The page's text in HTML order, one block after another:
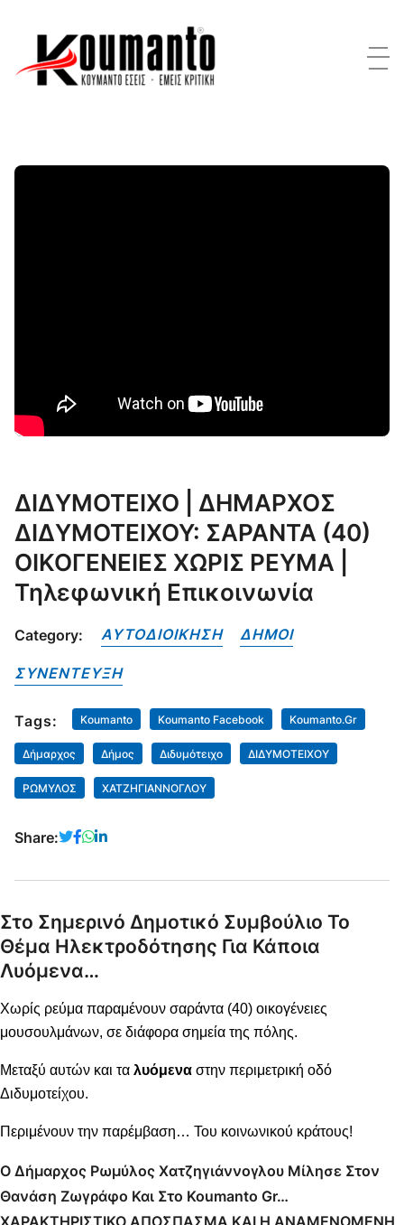
ΔΙΔΥΜΟΤΕΙΧΟ | ΔΗΜΑΡΧΟΣ
ΔΙΔΥΜΟΤΕΙΧΟΥ: ΣΑΡΑΝΤΑ (40)
ΟΙΚΟΓΕΝΕΙΕΣ ΧΩΡΙΣ ΡΕΥΜΑ |
Τηλεφωνική Επικοινωνία
Category: ΑΥΤΟΔΙΟΙΚΗΣΗ ΔΗΜΟΙ
ΣΥΝΕΝΤΕΥΞΗ
Tags: Koumanto Koumanto Facebook Koumanto.gr
Δήμαρχος Δήμος Διδυμότειχο ΔΙΔΥΜΟΤΕΙΧΟΥ
ΡΩΜΥΛΟΣ ΧΑΤΖΗΓΙΑΝΝΟΓΛΟΥ
Share:
Στο Σημερινό Δημοτικό Συμβούλιο Το
Θέμα Ηλεκτροδότησης Για Κάποια
Λυόμενα…
Χωρίς ρεύμα παραμένουν σαράντα (40) οικογένειες
μουσουλμάνων, σε διάφορα σημεία της πόλης.
Μεταξύ αυτών και τα λυόμενα στην περιμετρική οδό
Διδυμοτείχου.
Περιμένουν την παρέμβαση… Του κοινωνικού κράτους!
Ο Δήμαρχος Ρωμύλος Χατζηγιάννογλου Μίλησε Στον
Θανάση Ζωγράφο Και Στο Koumanto Gr…
ΧΑΡΑΚΤΗΡΙΣΤΙΚΟ ΑΠΟΣΠΑΣΜΑ ΚΑΙ Η ΑΝΑΜΕΝΟΜΕΝΗ